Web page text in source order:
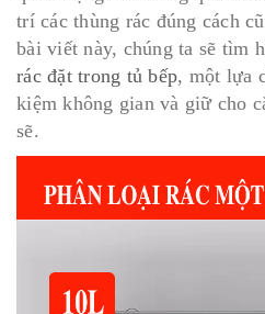
trí các thùng rác đúng cách
bài viết này, chúng ta sẽ tìm
rác đặt trong tủ bếp, một lựa
kiệm không gian và giữ cho
sẽ.